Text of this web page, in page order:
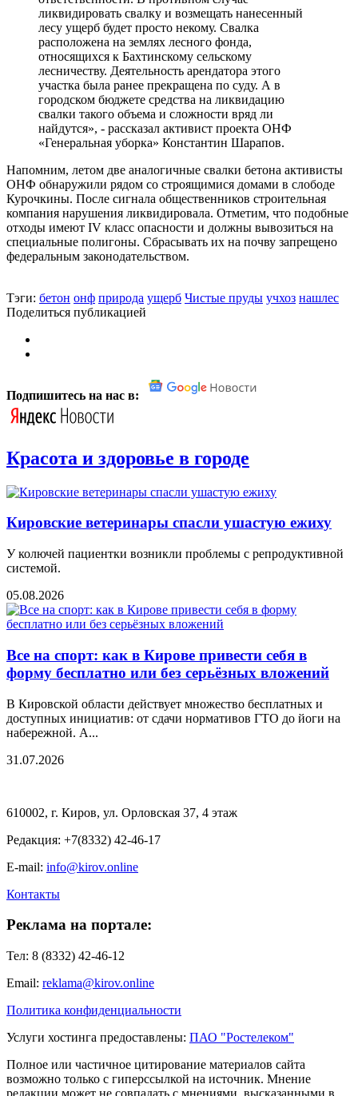
ликвидировать свалку и возмещать нанесенный
лесу ущерб будет просто некому. Свалка
расположена на землях лесного фонда,
относящихся к Бахтинскому сельскому
лесничеству. Деятельность арендатора этого
участка была ранее прекращена по суду. А в
городском бюджете средства на ликвидацию
свалки такого объема и сложности вряд ли
найдутся», - рассказал активист проекта ОНФ
«Генеральная уборка» Константин Шарапов.
Напомним, летом две аналогичные свалки бетона активисты
ОНФ обнаружили рядом со строящимися домами в слободе
Курочкины. После сигнала общественников строительная
компания нарушения ликвидировала. Отметим, что подобные
отходы имеют IV класс опасности и должны вывозиться на
специальные полигоны. Сбрасывать их на почву запрещено
федеральным законодательством.
Тэги: бетон онф природа ущерб Чистые пруды учхоз нашлес
Поделиться публикацией
Подпишитесь на нас в:
Красота и здоровье в городе
Кировские ветеринары спасли ушастую ежиху
У колючей пациентки возникли проблемы с репродуктивной
системой.
05.08.2026
Все на спорт: как в Кирове привести себя в
форму бесплатно или без серьёзных вложений
В Кировской области действует множество бесплатных и
доступных инициатив: от сдачи нормативов ГТО до йоги на
набережной. А...
31.07.2026
610002, г. Киров, ул. Орловская 37, 4 этаж
Редакция: +7(8332) 42-46-17
E-mail: info@kirov.online
Контакты
Реклама на портале:
Тел: 8 (8332) 42-46-12
Email: reklama@kirov.online
Политика конфиденциальности
Услуги хостинга предоставлены: ПАО "Ростелеком"
Полное или частичное цитирование материалов сайта
возможно только с гиперссылкой на источник. Мнение
редакции может не совпадать с мнениями, высказанными в